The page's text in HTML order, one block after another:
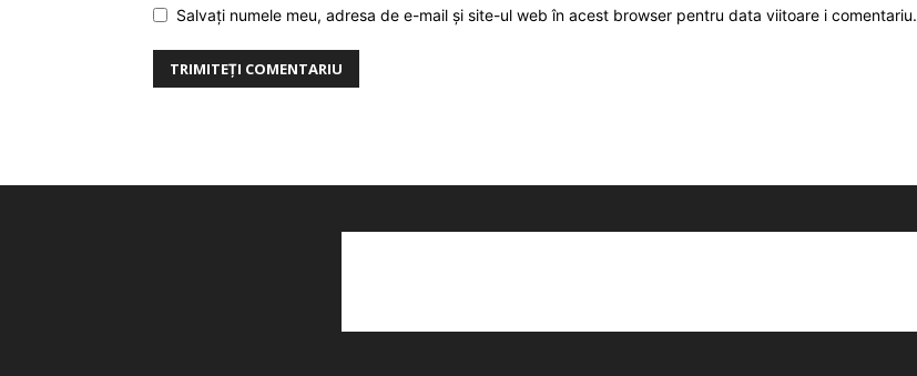
Salvați numele meu, adresa de e-mail și site-ul web în acest browser pentru data viitoare i comentariu.